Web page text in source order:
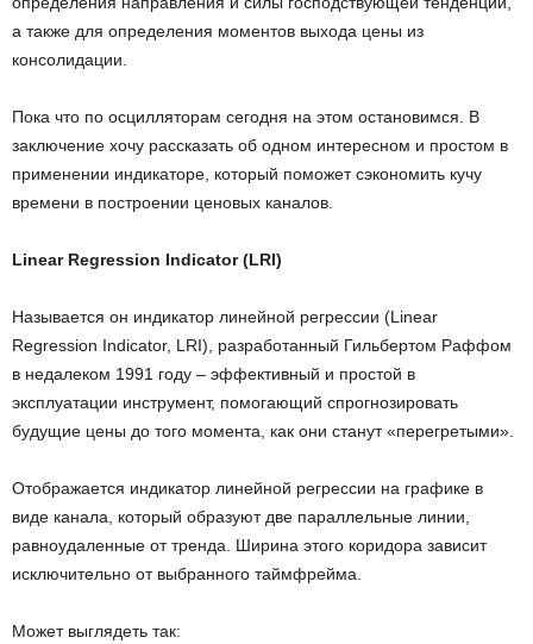
а также для определения моментов выхода цены из
консолидации.
Пока что по осцилляторам сегодня на этом остановимся. В
заключение хочу рассказать об одном интересном и простом в
применении индикаторе, который поможет сэкономить кучу
времени в построении ценовых каналов.
Linear Regression Indicator (LRI)
Называется он индикатор линейной регрессии (Linear
Regression Indicator, LRI), разработанный Гильбертом Раффом
в недалеком 1991 году – эффективный и простой в
эксплуатации инструмент, помогающий спрогнозировать
будущие цены до того момента, как они станут «перегретыми».
Отображается индикатор линейной регрессии на графике в
виде канала, который образуют две параллельные линии,
равноудаленные от тренда. Ширина этого коридора зависит
исключительно от выбранного таймфрейма.
Может выглядеть так: